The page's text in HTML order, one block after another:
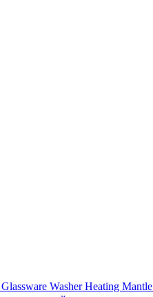
Glassware WasherHeating Mantle